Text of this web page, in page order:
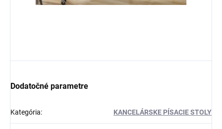
Dodatočné parametre
Kategória: KANCELÁRSKE PÍSACIE STOLY